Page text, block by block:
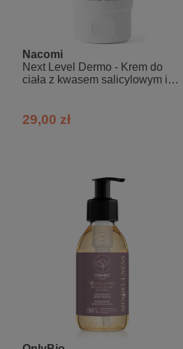
Nacomi
Next Level Dermo - Krem do
ciała z kwasem salicylowym i
29,00 zł